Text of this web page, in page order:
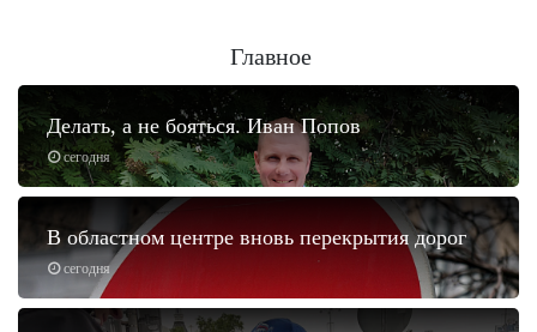
Главное
сегодня
Делать, а не бояться. Иван Попов
сегодня
В областном центре вновь перекрытия дорог